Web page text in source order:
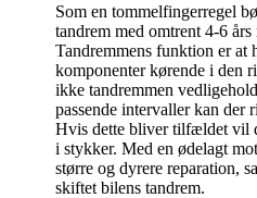
Som en tommelfingerregel
tandrem med omtrent 4-6
Tandremmens funktion er at
komponenter kørende i den
ikke tandremmen
passende intervaller kan der
Hvis dette bliver tilfældet vil
i stykker. Med en ødelagt
større og dyrere reparation,
skiftet bilens tandrem.